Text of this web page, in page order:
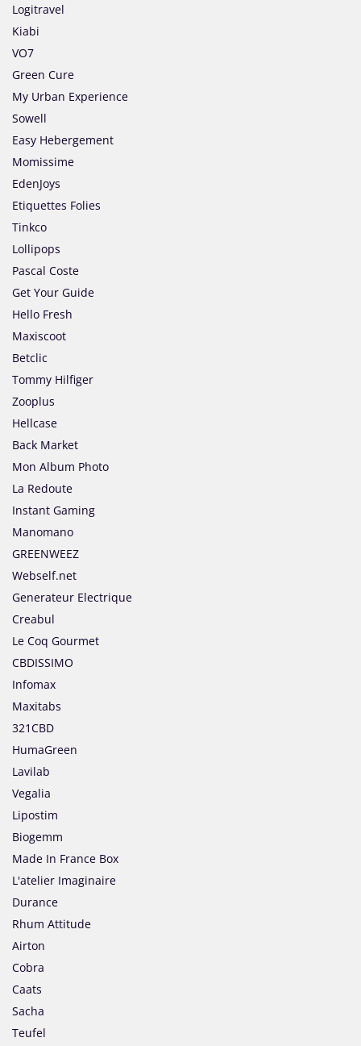
Logitravel
Kiabi
VO7
Green Cure
My Urban Experience
Sowell
Easy Hebergement
Momissime
EdenJoys
Etiquettes Folies
Tinkco
Lollipops
Pascal Coste
Get Your Guide
Hello Fresh
Maxiscoot
Betclic
Tommy Hilfiger
Zooplus
Hellcase
Back Market
Mon Album Photo
La Redoute
Instant Gaming
Manomano
GREENWEEZ
Webself.net
Generateur Electrique
Creabul
Le Coq Gourmet
CBDISSIMO
Infomax
Maxitabs
321CBD
HumaGreen
Lavilab
Vegalia
Lipostim
Biogemm
Made In France Box
L'atelier Imaginaire
Durance
Rhum Attitude
Airton
Cobra
Caats
Sacha
Teufel